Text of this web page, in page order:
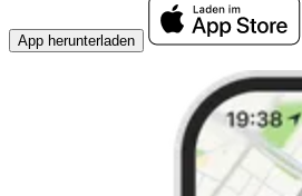
App herunterladen